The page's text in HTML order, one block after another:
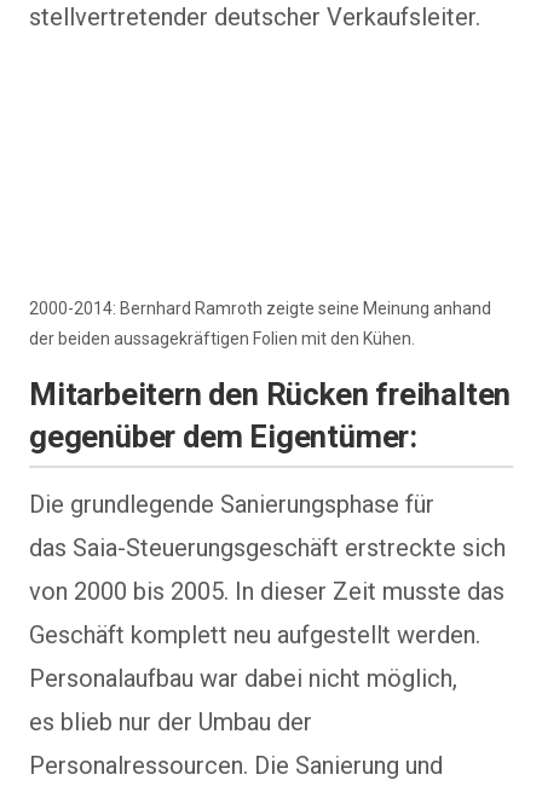
stellvertretender deutscher Verkaufsleiter.
2000-2014: Bernhard Ramroth zeigte seine Meinung anhand
der beiden aussagekräftigen Folien mit den Kühen.
Mitarbeitern den Rücken freihalten
gegenüber dem Eigentümer:
Die grundlegende Sanierungsphase für
das Saia-Steuerungsgeschäft erstreckte sich
von 2000 bis 2005. In dieser Zeit musste das
Geschäft komplett neu aufgestellt werden.
Personalaufbau war dabei nicht möglich,
es blieb nur der Umbau der
Personalressourcen. Die Sanierung und